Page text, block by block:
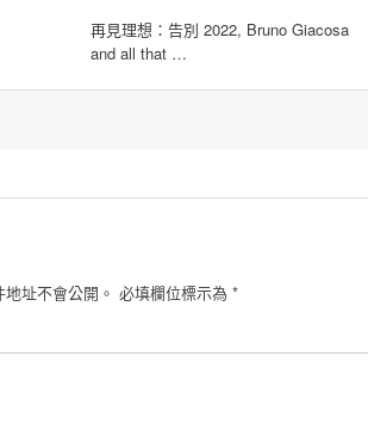
再見理想：告別 2022, Bruno Giacosa
and all that …
址不會公開。 必填欄位標示為 *